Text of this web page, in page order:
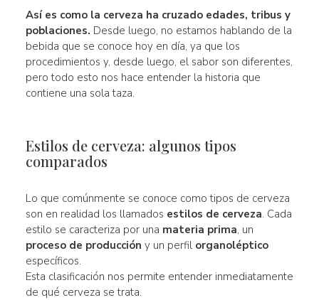
Así es como la cerveza ha cruzado edades, tribus y
poblaciones. Desde luego, no estamos hablando de la
bebida que se conoce hoy en día, ya que los
procedimientos y, desde luego, el sabor son diferentes,
pero todo esto nos hace entender la historia que
contiene una sola taza.
Estilos de cerveza: algunos tipos
comparados
Lo que comúnmente se conoce como tipos de cerveza
son en realidad los llamados estilos de cerveza. Cada
estilo se caracteriza por una materia prima, un
proceso de producción y un perfil organoléptico
específicos.
Esta clasificación nos permite entender inmediatamente
de qué cerveza se trata.